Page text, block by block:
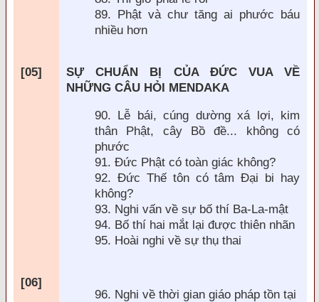
89. Phật và chư tăng ai phước báu
nhiều hơn
[05] SỰ CHUẨN BỊ CỦA ĐỨC VUA VỀ
NHỮNG CÂU HỎI MENDAKA
90. Lễ bái, cúng dường xá lợi, kim
thân Phật, cây Bồđề... không có
phước
91. Đức Phật có toàn giác không?
92. Đức Thế tôn có tâm Đại bi hay
không?
93. Nghi vấn về sự bố thí Ba-La-mật
94. Bố thí hai mắt lại được thiên nhãn
95. Hoài nghi về sự thụ thai
[06]
96. Nghi về thời gian giáo pháp tồn tại